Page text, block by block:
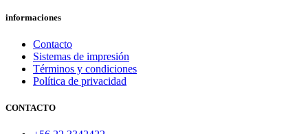
informaciones
Contacto
Sistemas de impresión
Términos y condiciones
Política de privacidad
CONTACTO